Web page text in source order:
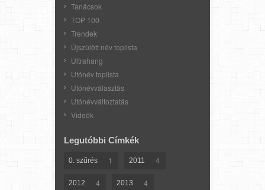
Tanácsok
TOP 100
Trendek
Újszülött név toplista
Ultrahang
Utónév toplista
Utónévválasztás
Utónévváltoztatás
Videók
Legutóbbi Címkék
0. szűrés 1 2011 4
2012 4 2013 4